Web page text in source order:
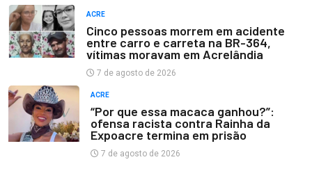
ACRE
Cinco pessoas morrem em acidente
entre carro e carreta na BR-364,
vítimas moravam em Acrelândia
7 de agosto de 2026
ACRE
“Por que essa macaca ganhou?”:
ofensa racista contra Rainha da
Expoacre termina em prisão
7 de agosto de 2026